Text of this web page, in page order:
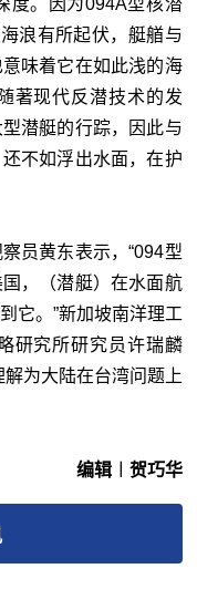
度。因为094A型核潜
浪有所起伏，艇艏与
味着它在如此浅的海
著现代反潜技术的发
潜艇的行踪，因此与
不如浮出水面，在护
员黄东表示，“094型
，（潜艇）在水面航
它。”新加坡南洋理工
研究所研究员许瑞麟
为大陆在台湾问题上
编辑︱贺巧华